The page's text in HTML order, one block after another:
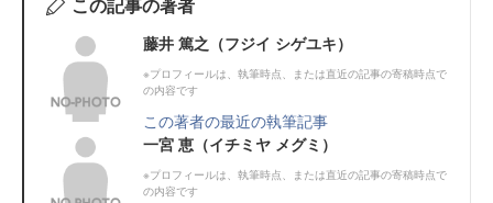
藤井 篤之（フジイ シゲユキ）
※プロフィールは、執筆時点、または直近の記事の寄稿時点で
の内容です
この著者の最近の執筆記事
一宮 恵（イチミヤ メグミ）
※プロフィールは、執筆時点、または直近の記事の寄稿時点で
の内容です